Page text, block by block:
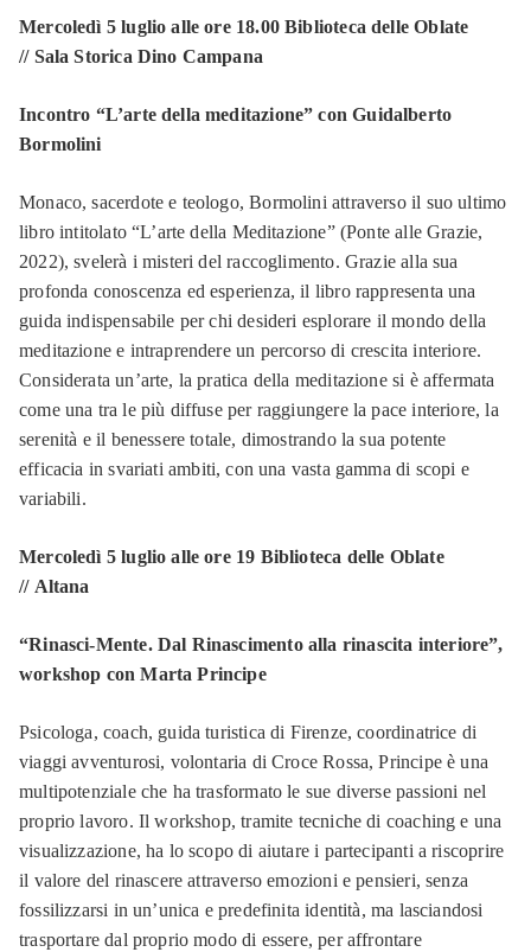
Mercoledì 5 luglio alle ore 18.00 Biblioteca delle Oblate
// Sala Storica Dino Campana
Incontro “L’arte della meditazione” con Guidalberto
Bormolini
Monaco, sacerdote e teologo, Bormolini attraverso il suo ultimo
libro intitolato “L’arte della Meditazione” (Ponte alle Grazie,
2022), svelerà i misteri del raccoglimento. Grazie alla sua
profonda conoscenza ed esperienza, il libro rappresenta una
guida indispensabile per chi desideri esplorare il mondo della
meditazione e intraprendere un percorso di crescita interiore.
Considerata un’arte, la pratica della meditazione si è affermata
come una tra le più diffuse per raggiungere la pace interiore, la
serenità e il benessere totale, dimostrando la sua potente
efficacia in svariati ambiti, con una vasta gamma di scopi e
variabili.
Mercoledì 5 luglio alle ore 19 Biblioteca delle Oblate
// Altana
“Rinasci-Mente. Dal Rinascimento alla rinascita interiore”,
workshop con Marta Principe
Psicologa, coach, guida turistica di Firenze, coordinatrice di
viaggi avventurosi, volontaria di Croce Rossa, Principe è una
multipotenziale che ha trasformato le sue diverse passioni nel
proprio lavoro. Il workshop, tramite tecniche di coaching e una
visualizzazione, ha lo scopo di aiutare i partecipanti a riscoprire
il valore del rinascere attraverso emozioni e pensieri, senza
fossilizzarsi in un’unica e predefinita identità, ma lasciandosi
trasportare dal proprio modo di essere, per affrontare